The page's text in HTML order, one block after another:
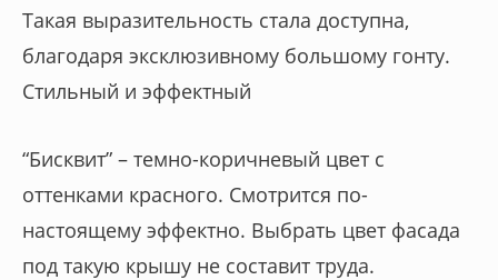
Такая выразительность стала доступна,
благодаря эксклюзивному большому гонту.
Стильный и эффектный
“Бисквит” – темно-коричневый цвет с
оттенками красного. Смотрится по-
настоящему эффектно. Выбрать цвет фасада
под такую крышу не составит труда.